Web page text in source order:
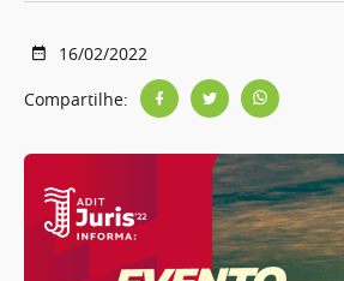
16/02/2022
Compartilhe: